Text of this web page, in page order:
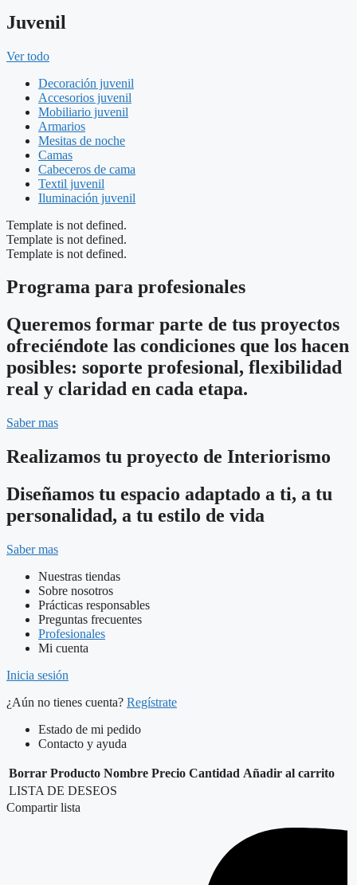
Juvenil
Ver todo
Decoración juvenil
Accesorios juvenil
Mobiliario juvenil
Armarios
Mesitas de noche
Camas
Cabeceros de cama
Textil juvenil
Iluminación juvenil
Template is not defined.
Template is not defined.
Template is not defined.
Programa para profesionales
Queremos formar parte de tus proyectos
ofreciéndote las condiciones que los hacen
posibles: soporte profesional, flexibilidad
real y claridad en cada etapa.
Saber mas
Realizamos tu proyecto de Interiorismo
Diseñamos tu espacio adaptado a ti, a tu
personalidad, a tu estilo de vida
Saber mas
Nuestras tiendas
Sobre nosotros
Prácticas responsables
Preguntas frecuentes
Profesionales
Mi cuenta
Inicia sesión
¿Aún no tienes cuenta? Regístrate
Estado de mi pedido
Contacto y ayuda
Borrar Producto Nombre Precio Cantidad Añadir al carrito
LISTA DE DESEOS
Compartir lista